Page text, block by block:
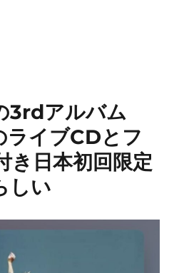
アルバム
ライブCDとフ
き日本初回限定
しい